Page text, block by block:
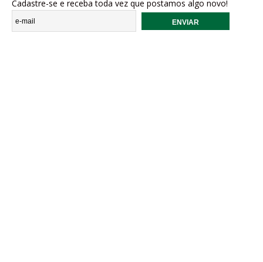
Cadastre-se e receba toda vez que postamos algo novo!